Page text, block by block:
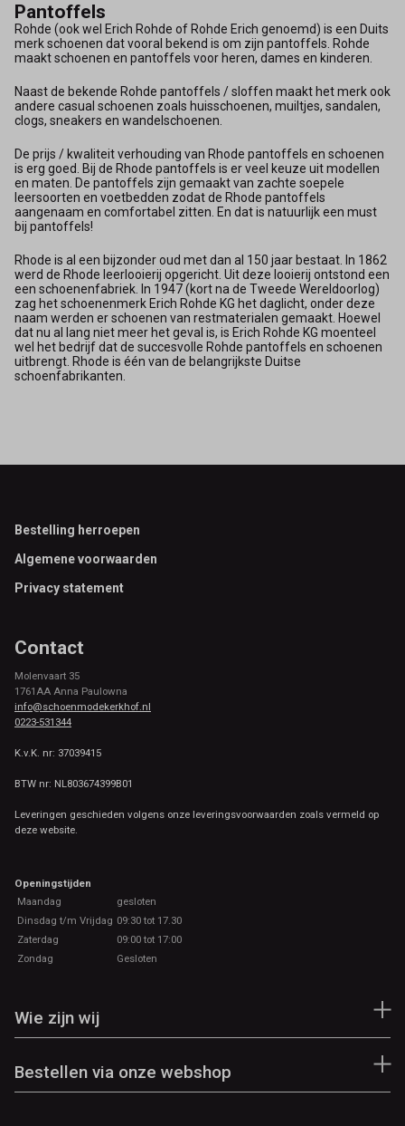
Pantoffels
Rohde (ook wel Erich Rohde of Rohde Erich genoemd) is een Duits
merk schoenen dat vooral bekend is om zijn pantoffels. Rohde
maakt schoenen en pantoffels voor heren, dames en kinderen.
Naast de bekende Rohde pantoffels / sloffen maakt het merk ook
andere casual schoenen zoals huisschoenen, muiltjes, sandalen,
clogs, sneakers en wandelschoenen.
De prijs / kwaliteit verhouding van Rhode pantoffels en schoenen
is erg goed. Bij de Rhode pantoffels is er veel keuze uit modellen
en maten. De pantoffels zijn gemaakt van zachte soepele
leersoorten en voetbedden zodat de Rhode pantoffels
aangenaam en comfortabel zitten. En dat is natuurlijk een must
bij pantoffels!
Rhode is al een bijzonder oud met dan al 150 jaar bestaat. In 1862
werd de Rhode leerlooierij opgericht. Uit deze looierij ontstond een
een schoenenfabriek. In 1947 (kort na de Tweede Wereldoorlog)
zag het schoenenmerk Erich Rohde KG het daglicht, onder deze
naam werden er schoenen van restmaterialen gemaakt. Hoewel
dat nu al lang niet meer het geval is, is Erich Rohde KG moenteel
wel het bedrijf dat de succesvolle Rohde pantoffels en schoenen
uitbrengt. Rhode is één van de belangrijkste Duitse
schoenfabrikanten.
Footer
Bestelling herroepen
Algemene voorwaarden
Privacy statement
Contact
Molenvaart 35
1761AA Anna Paulowna
info@schoenmodekerkhof.nl
0223-531344
K.v.K. nr: 37039415
BTW nr: NL803674399B01
Leveringen geschieden volgens onze leveringsvoorwaarden zoals vermeld op
deze website.
Openingstijden
Maandag
gesloten
Dinsdag t/m Vrijdag 09:30 tot 17.30
Zaterdag
09:00 tot 17:00
Zondag
Gesloten
Wie zijn wij
Bestellen via onze webshop